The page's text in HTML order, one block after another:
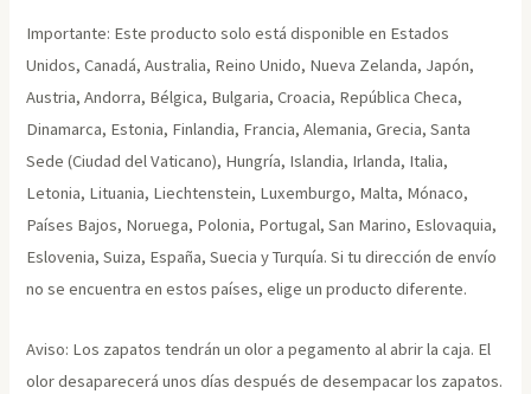
Importante: Este producto solo está disponible en Estados
Unidos, Canadá, Australia, Reino Unido, Nueva Zelanda, Japón,
Austria, Andorra, Bélgica, Bulgaria, Croacia, República Checa,
Dinamarca, Estonia, Finlandia, Francia, Alemania, Grecia, Santa
Sede (Ciudad del Vaticano), Hungría, Islandia, Irlanda, Italia,
Letonia, Lituania, Liechtenstein, Luxemburgo, Malta, Mónaco,
Países Bajos, Noruega, Polonia, Portugal, San Marino, Eslovaquia,
Eslovenia, Suiza, España, Suecia y Turquía. Si tu dirección de envío
no se encuentra en estos países, elige un producto diferente.
Aviso: Los zapatos tendrán un olor a pegamento al abrir la caja. El
olor desaparecerá unos días después de desempacar los zapatos.